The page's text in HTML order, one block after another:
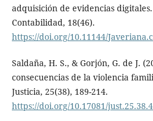
adquisición de evidencias
Contabilidad, 18(46).
https://doi.org/10.11144/
Saldaña, H. S., & Gorjón, G. de J.
consecuencias de la violencia
Justicia, 25(38), 189-214.
https://doi.org/10.17081/